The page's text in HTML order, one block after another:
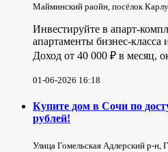
Майминский раойн, посёлок
Инвестируйте в апарт-
апартаменты бизнес-
Доход от 40 000 ₽ в месяц,
01-06-2026 16:18
Купите дом в Сочи по
рублей!
Улица Гомельская Адлерский р-н,